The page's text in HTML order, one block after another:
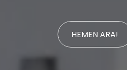
HEMEN ARA!